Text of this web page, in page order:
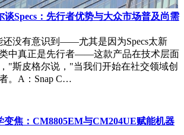
谈Specs：先行者优势与大众市场普及尚需
还没有意识到——尤其是因为Specs太新
中真正是先行者——这款产品在技术层面
"斯皮格尔说，"当我们开始在社交领域创
。A：Snap C…
变焦：CM8805EM与CM204UE赋能机器